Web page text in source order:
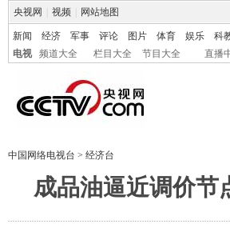
央视网 视频 网站地图
新闻 经济 军事 评论 图片 体育 娱乐 科
电视
频道大全 栏目大全 节目大全 直播
中国网络电视台 > 经济台
成品油逼近调价节